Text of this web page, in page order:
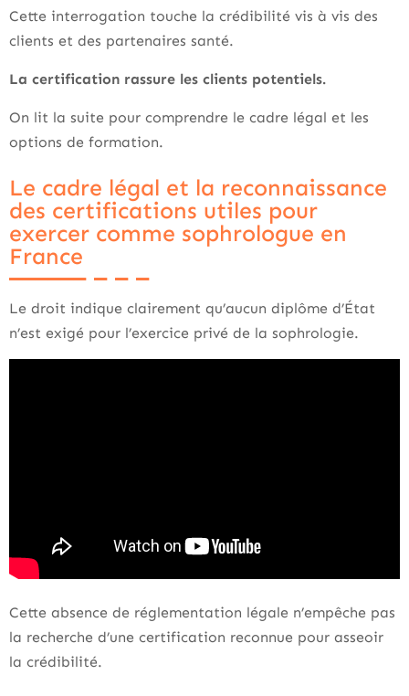
Cette interrogation touche la crédibilité vis à vis des
clients et des partenaires santé.
La certification rassure les clients potentiels.
On lit la suite pour comprendre le cadre légal et les
options de formation.
Le cadre légal et la reconnaissance
des certifications utiles pour
exercer comme sophrologue en
France
Le droit indique clairement qu’aucun diplôme d’État
n’est exigé pour l’exercice privé de la sophrologie.
Cette absence de réglementation légale n’empêche pas
la recherche d’une certification reconnue pour asseoir
la crédibilité.